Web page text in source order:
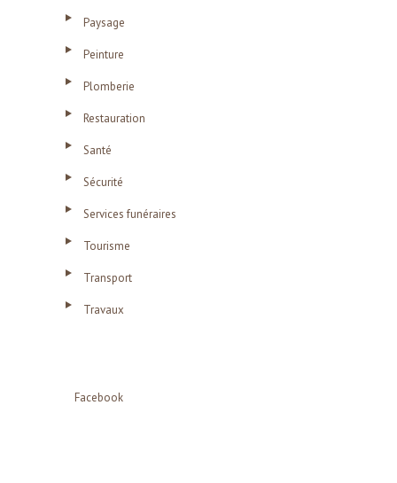
Paysage
Peinture
Plomberie
Restauration
Santé
Sécurité
Services funéraires
Tourisme
Transport
Travaux
Facebook